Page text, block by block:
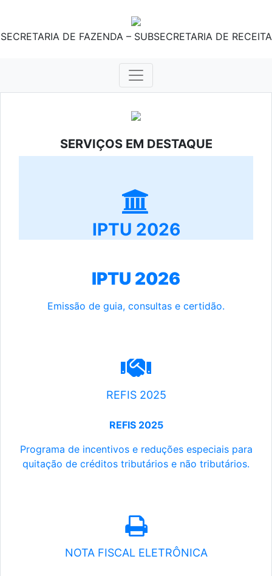
SECRETARIA DE FAZENDA – SUBSECRETARIA DE RECEITA
SERVIÇOS EM DESTAQUE
IPTU 2026
IPTU 2026
Emissão de guia, consultas e certidão.
REFIS 2025
REFIS 2025
Programa de incentivos e reduções especiais para
quitação de créditos tributários e não tributários.
NOTA FISCAL ELETRÔNICA